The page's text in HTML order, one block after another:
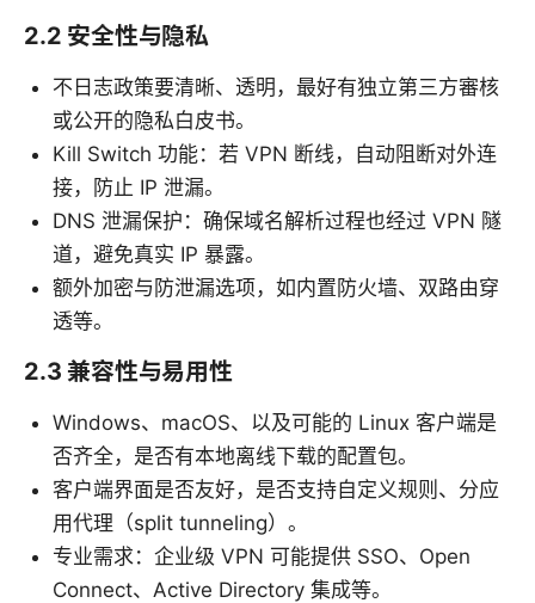
2.2 安全性与隐私
不日志政策要清晰、透明，最好有独立第三方審核
或公开的隐私白皮书。
Kill Switch 功能：若 VPN 断线，自动阻断对外连
接，防止 IP 泄漏。
DNS 泄漏保护：确保域名解析过程也经过 VPN 隧
道，避免真实 IP 暴露。
额外加密与防泄漏选项，如内置防火墙、双路由穿
透等。
2.3 兼容性与易用性
Windows、macOS、以及可能的 Linux 客户端是
否齐全，是否有本地离线下载的配置包。
客户端界面是否友好，是否支持自定义规则、分应
用代理（split tunneling）。
专业需求：企业级 VPN 可能提供 SSO、Open
Connect、Active Directory 集成等。